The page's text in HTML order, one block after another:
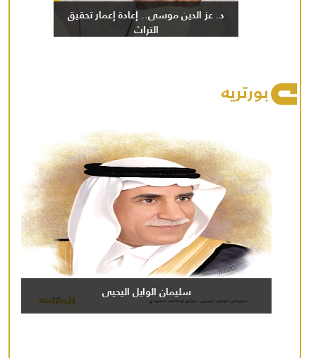
د. عز الدين موسى.. إعادة إعمار تحقيق
التراث
بورتريه
سليمان الوايل اليحيى